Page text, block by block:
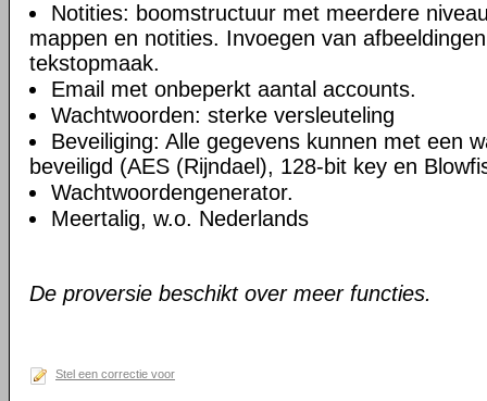
Notities: boomstructuur met meerdere
mappen en notities. Invoegen van
tekstopmaak.
Email met onbeperkt aantal accounts.
Wachtwoorden: sterke versleuteling
Beveiliging: Alle gegevens kunnen met een
beveiligd (AES (Rijndael), 128-bit key en
Wachtwoordengenerator.
Meertalig, w.o. Nederlands
De proversie beschikt over meer functies.
Stel een correctie voor